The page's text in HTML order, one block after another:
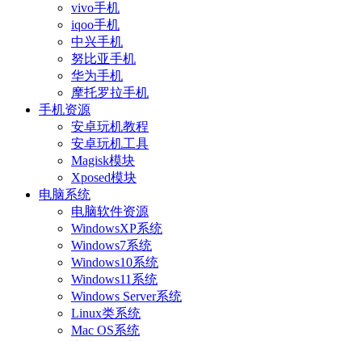
vivo手机
iqoo手机
中兴手机
努比亚手机
华为手机
摩托罗拉手机
手机资源
安卓玩机教程
安卓玩机工具
Magisk模块
Xposed模块
电脑系统
电脑软件资源
WindowsXP系统
Windows7系统
Windows10系统
Windows11系统
Windows Server系统
Linux类系统
Mac OS系统